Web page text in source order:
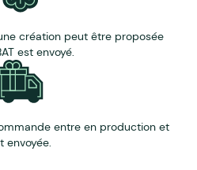
création peut être proposée
est envoyé.
entre en production et
envoyée.